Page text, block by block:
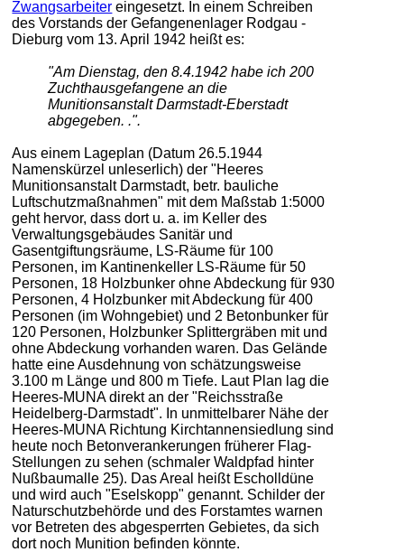
Zwangsarbeiter eingesetzt. In einem Schreiben
des Vorstands der Gefangenenlager Rodgau -
Dieburg vom 13. April 1942 heißt es:
"Am Dienstag, den 8.4.1942 habe ich 200
Zuchthausgefangene an die
Munitionsanstalt Darmstadt-Eberstadt
abgegeben. .".
Aus einem Lageplan (Datum 26.5.1944
Namenskürzel unleserlich) der "Heeres
Munitionsanstalt Darmstadt, betr. bauliche
Luftschutzmaßnahmen" mit dem Maßstab 1:5000
geht hervor, dass dort u. a. im Keller des
Verwaltungsgebäudes Sanitär und
Gasentgiftungsräume, LS-Räume für 100
Personen, im Kantinenkeller LS-Räume für 50
Personen, 18 Holzbunker ohne Abdeckung für 930
Personen, 4 Holzbunker mit Abdeckung für 400
Personen (im Wohngebiet) und 2 Betonbunker für
120 Personen, Holzbunker Splittergräben mit und
ohne Abdeckung vorhanden waren. Das Gelände
hatte eine Ausdehnung von schätzungsweise
3.100 m Länge und 800 m Tiefe. Laut Plan lag die
Heeres-MUNA direkt an der "Reichsstraße
Heidelberg-Darmstadt". In unmittelbarer Nähe der
Heeres-MUNA Richtung Kirchtannensiedlung sind
heute noch Betonverankerungen früherer Flag-
Stellungen zu sehen (schmaler Waldpfad hinter
Nußbaumalle 25). Das Areal heißt Escholldüne
und wird auch "Eselskopp" genannt. Schilder der
Naturschutzbehörde und des Forstamtes warnen
vor Betreten des abgesperrten Gebietes, da sich
dort noch Munition befinden könnte.